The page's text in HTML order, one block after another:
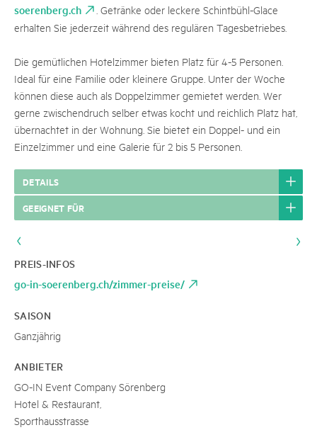
soerenberg.ch
. Getränke oder leckere Schintbühl-Glace
erhalten Sie jederzeit während des regulären Tagesbetriebes.
Die gemütlichen Hotelzimmer bieten Platz für 4-5 Personen.
Ideal für eine Familie oder kleinere Gruppe. Unter der Woche
können diese auch als Doppelzimmer gemietet werden. Wer
gerne zwischendruch selber etwas kocht und reichlich Platz hat,
übernachtet in der Wohnung. Sie bietet ein Doppel- und ein
Einzelzimmer und eine Galerie für 2 bis 5 Personen.
DETAILS
GEEIGNET FÜR
PREIS-INFOS
go-in-soerenberg.ch/zimmer-preise/
SAISON
Ganzjährig
ANBIETER
GO-IN Event Company Sörenberg
Hotel & Restaurant,
Sporthausstrasse